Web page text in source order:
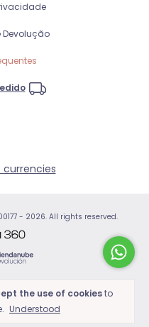
the use of cookiesto
Understood
Devolução
currencies
- 2026. All rights reserved.